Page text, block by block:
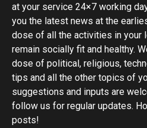
at your service 24×7 working
you the latest news at the
dose of all the activities in your
remain socially fit and healthy.
dose of political, religious,
tips and all the other topics of
suggestions and inputs are
follow us for regular updates.
posts!